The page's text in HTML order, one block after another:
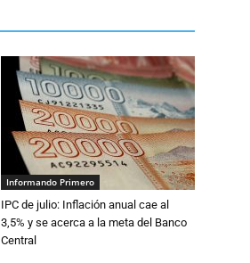
Informando Primero
IPC de julio: Inflación anual cae al
3,5% y se acerca a la meta del Banco
Central